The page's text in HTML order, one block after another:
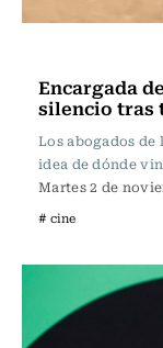
Encargada
silencio tras
Los abogados
idea de dónde
Martes 2 de
# cine